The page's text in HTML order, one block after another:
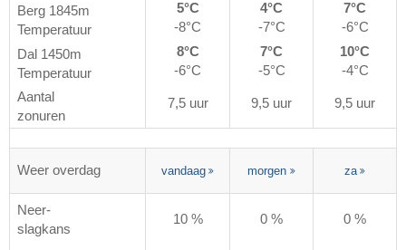
Berg 1845m
Temperatuur
5°C
-8°C
4°C
-7°C
7°C
-6°C
Dal 1450m
Temperatuur
8°C
-6°C
7°C
-5°C
10°C
-4°C
Aantal
zonuren
7,5 uur 9,5 uur 9,5 uur
Weer overdag vandaag morgen za
Neer-
slagkans
10 % 0 % 0 %